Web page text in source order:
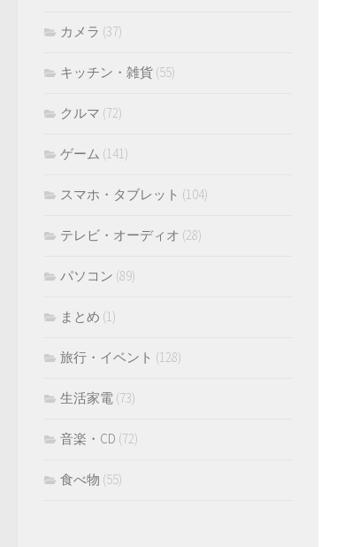
カメラ (37)
キッチン・雑貨 (55)
クルマ (72)
ゲーム (141)
スマホ・タブレット (104)
テレビ・オーディオ (28)
パソコン (89)
まとめ (1)
旅行・イベント (128)
生活家電 (73)
音楽・CD (72)
食べ物 (55)